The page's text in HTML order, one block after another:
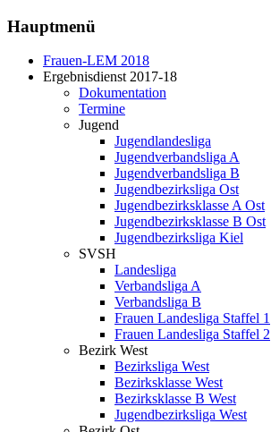
Hauptmenü
Frauen-LEM 2018
Ergebnisdienst 2017-18
Dokumentation
Termine
Jugend
Jugendlandesliga
Jugendverbandsliga A
Jugendverbandsliga B
Jugendbezirksliga Ost
Jugendbezirksklasse A Ost
Jugendbezirksklasse B Ost
Jugendbezirksliga Kiel
SVSH
Landesliga
Verbandsliga A
Verbandsliga B
Frauen Landesliga Staffel 1
Frauen Landesliga Staffel 2
Bezirk West
Bezirksliga West
Bezirksklasse West
Bezirksklasse B West
Jugendbezirksliga West